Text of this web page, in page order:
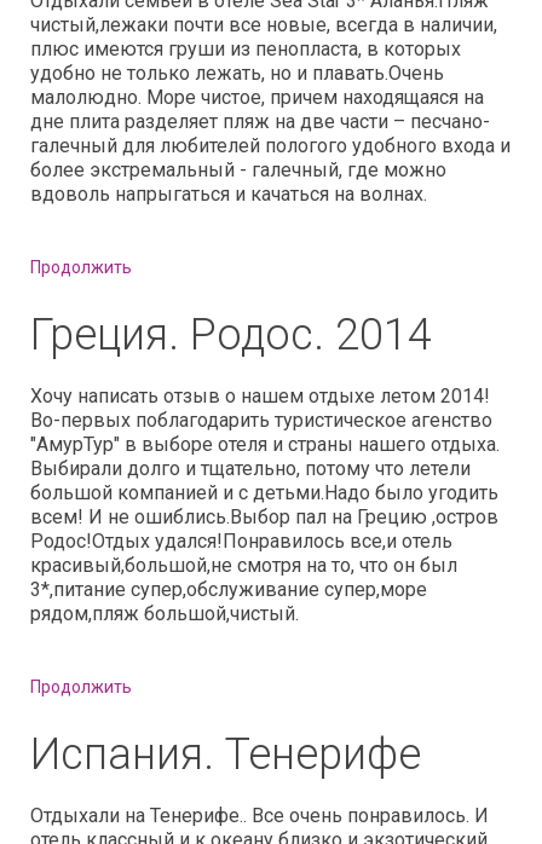
чистый,лежаки почти все новые, всегда в наличии,
плюс имеются груши из пенопласта, в которых
удобно не только лежать, но и плавать.Очень
малолюдно. Море чистое, причем находящаяся на
дне плита разделяет пляж на две части – песчано-
галечный для любителей пологого удобного входа и
более экстремальный - галечный, где можно
вдоволь напрыгаться и качаться на волнах.
Продолжить
Греция. Родос. 2014
Хочу написать отзыв о нашем отдыхе летом 2014!
Во-первых поблагодарить туристическое агенство
"АмурТур" в выборе отеля и страны нашего отдыха.
Выбирали долго и тщательно, потому что летели
большой компанией и с детьми.Надо было угодить
всем! И не ошиблись.Выбор пал на Грецию ,остров
Родос!Отдых удался!Понравилось все,и отель
красивый,большой,не смотря на то, что он был
3*,питание супер,обслуживание супер,море
рядом,пляж большой,чистый.
Продолжить
Испания. Тенерифе
Отдыхали на Тенерифе.. Все очень понравилось. И